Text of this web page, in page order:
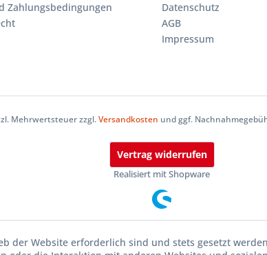
Zahlungsbedingungen
Datenschutz
AGB
Impressum
Mehrwertsteuer zzgl.Versandkosten und ggf.
Vertrag widerrufen
Realisiert mit Shopware
der Website erforderlich sind und stets gesetzt